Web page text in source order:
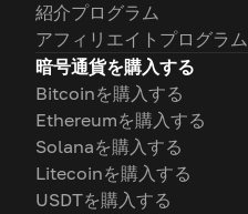
紹介プログラム
アフィリエイトプログラム
暗号通貨を購入する
Bitcoinを購入する
Ethereumを購入する
Solanaを購入する
Litecoinを購入する
USDTを購入する